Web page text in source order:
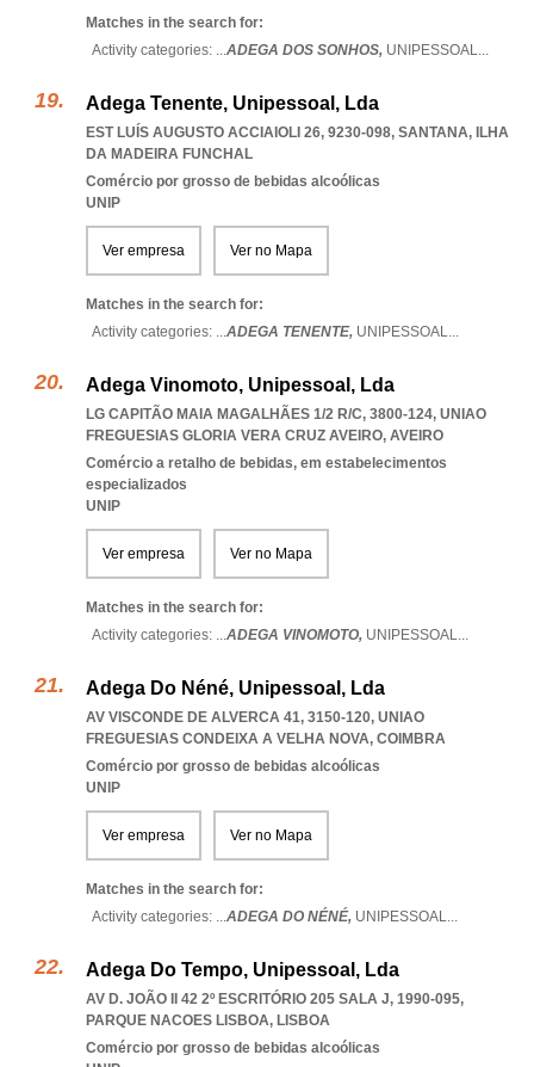
Matches in the search for:
Activity categories: ...ADEGA DOS SONHOS, UNIPESSOAL...
Adega Tenente, Unipessoal, Lda
EST LUÍS AUGUSTO ACCIAIOLI 26, 9230-098, SANTANA, ILHA
DA MADEIRA FUNCHAL
Comércio por grosso de bebidas alcoólicas
UNIP
Ver empresa Ver no Mapa
Matches in the search for:
Activity categories: ...ADEGA TENENTE, UNIPESSOAL...
Adega Vinomoto, Unipessoal, Lda
LG CAPITÃO MAIA MAGALHÃES 1/2 R/C, 3800-124, UNIAO
FREGUESIAS GLORIA VERA CRUZ AVEIRO, AVEIRO
Comércio a retalho de bebidas, em estabelecimentos
especializados
UNIP
Ver empresa Ver no Mapa
Matches in the search for:
Activity categories: ...ADEGA VINOMOTO, UNIPESSOAL...
Adega Do Néné, Unipessoal, Lda
AV VISCONDE DE ALVERCA 41, 3150-120, UNIAO
FREGUESIAS CONDEIXA A VELHA NOVA, COIMBRA
Comércio por grosso de bebidas alcoólicas
UNIP
Ver empresa Ver no Mapa
Matches in the search for:
Activity categories: ...ADEGA DO NÉNÉ, UNIPESSOAL...
Adega Do Tempo, Unipessoal, Lda
AV D. JOÃO II 42 2º ESCRITÓRIO 205 SALA J, 1990-095,
PARQUE NACOES LISBOA, LISBOA
Comércio por grosso de bebidas alcoólicas